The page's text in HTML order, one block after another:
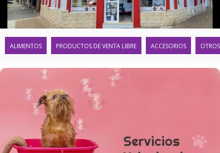
ALIMENTOS PRODUCTOS DE VENTA LIBRE ACCESORIOS OTROS